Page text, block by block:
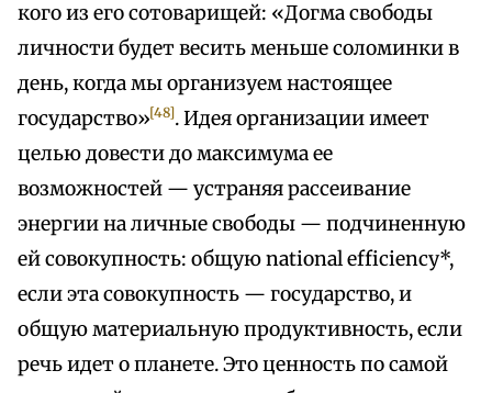
кого из его сотоварищей: «Догма свободы
личности будет весить меньше соломинки в
день, когда мы организуем настоящее
государство»[48]. Идея организации имеет
целью довести до максимума ее
возможностей — устраняя рассеивание
энергии на личные свободы — подчиненную
ей совокупность: общую national efficiency*,
если эта совокупность — государство, и
общую материальную продуктивность, если
речь идет о планете. Это ценность по самой